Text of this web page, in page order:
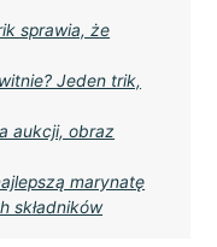
sprawia, że
Jeden trik,
aukcji, obraz
marynatę
składników